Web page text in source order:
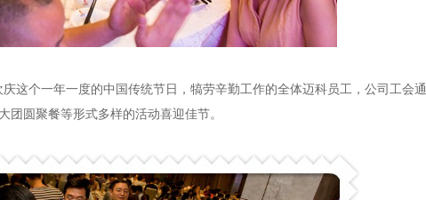
这个一年一度的中国传统节日，犒劳辛勤工作的全体迈科员工，公司工会通
圆聚餐等形式多样的活动喜迎佳节。